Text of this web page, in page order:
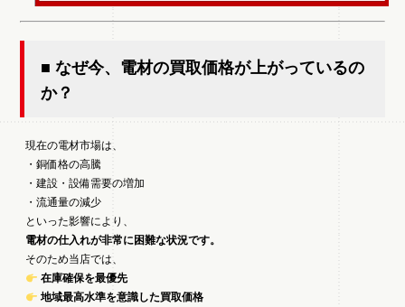
■ なぜ今、電材の買取価格が上がっているの
か？
現在の電材市場は、
・銅価格の高騰
・建設・設備需要の増加
・流通量の減少
といった影響により、
電材の仕入れが非常に困難な状況です。
そのため当店では、
在庫確保を最優先
地域最高水準を意識した買取価格